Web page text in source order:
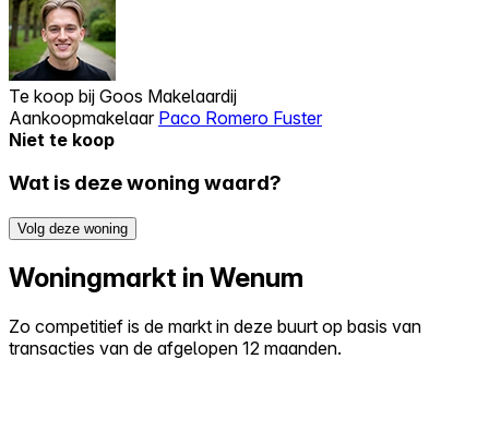
Te koop bij Goos Makelaardij
Aankoopmakelaar Paco Romero Fuster
Niet te koop
Wat is deze woning waard?
Volg deze woning
Woningmarkt in Wenum
Zo competitief is de markt in deze buurt op basis van
transacties van de afgelopen 12 maanden.